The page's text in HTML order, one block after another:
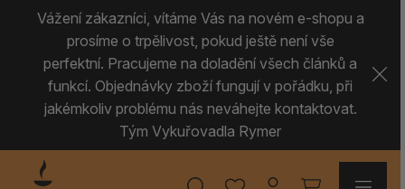
Vážení zákazníci, vítáme Vás na novém e-shopu a
prosíme o trpělivost, pokud ještě není vše
perfektní. Pracujeme na doladění všech článků a
funkcí. Objednávky zboží fungují v pořádku, při
jakémkoliv problému nás neváhejte kontaktovat.
Tým Vykuřovadla Rymer